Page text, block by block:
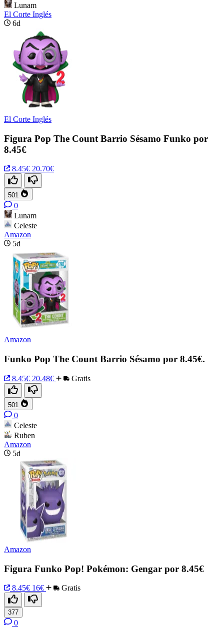
Lunam
El Corte Inglés
6d
El Corte Inglés
Figura Pop The Count Barrio Sésamo Funko por
8.45€
8.45€ 20.70€
501
0
Lunam
Celeste
Amazon
5d
Amazon
Funko Pop The Count Barrio Sésamo por 8.45€.
8.45€ 20.48€ Gratis
501
0
Celeste
Ruben
Amazon
5d
Amazon
Figura Funko Pop! Pokémon: Gengar por 8.45€
8.45€ 16€ Gratis
377
0